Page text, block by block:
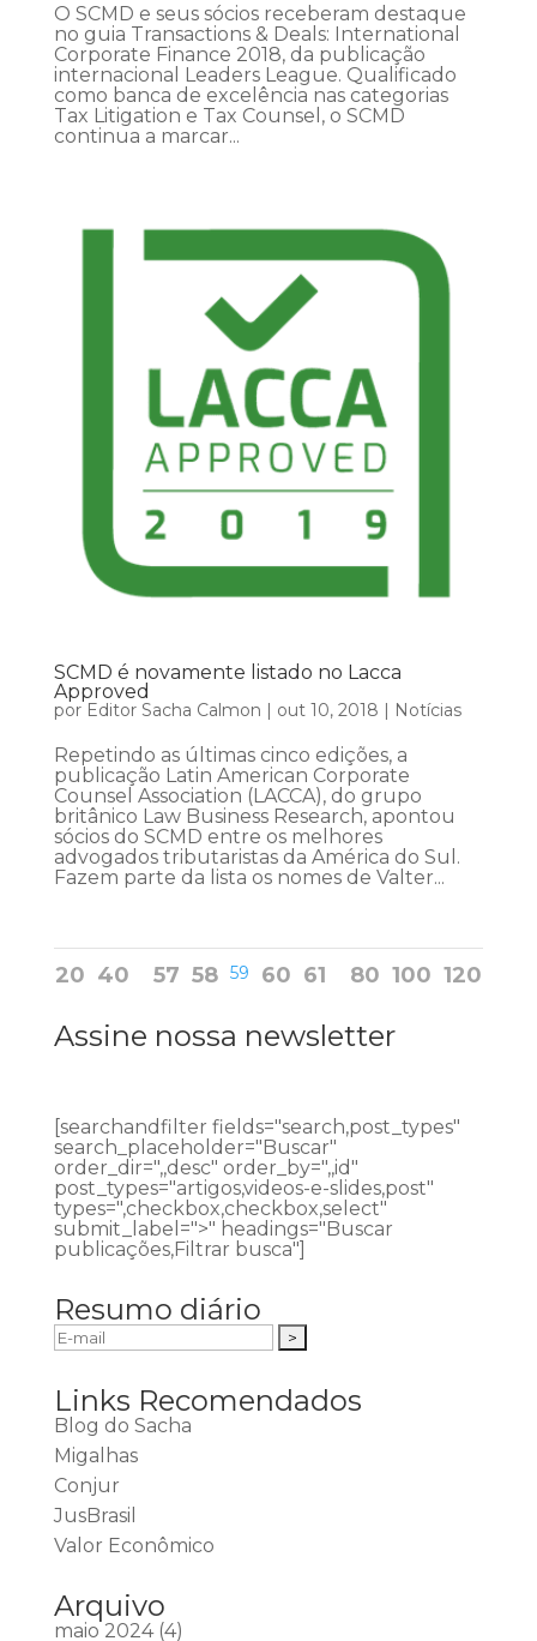
O SCMD e seus sócios receberam destaque
no guia Transactions & Deals: International
Corporate Finance 2018, da publicação
internacional Leaders League. Qualificado
como banca de excelência nas categorias
Tax Litigation e Tax Counsel, o SCMD
continua a marcar...
SCMD é novamente listado no Lacca
Approved
por Editor Sacha Calmon | out 10, 2018 | Notícias
Repetindo as últimas cinco edições, a
publicação Latin American Corporate
Counsel Association (LACCA), do grupo
britânico Law Business Research, apontou
sócios do SCMD entre os melhores
advogados tributaristas da América do Sul.
Fazem parte da lista os nomes de Valter...
20 40 57 58 59 60 61 80 100 120
Assine nossa newsletter
[searchandfilter fields="search,post_types"
search_placeholder="Buscar"
order_dir=",,desc" order_by=",,id"
post_types="artigos,videos-e-slides,post"
types=",checkbox,checkbox,select"
submit_label=">" headings="Buscar
publicações,Filtrar busca"]
Resumo diário
Links Recomendados
Blog do Sacha
Migalhas
Conjur
JusBrasil
Valor Econômico
Arquivo
maio 2024(4)